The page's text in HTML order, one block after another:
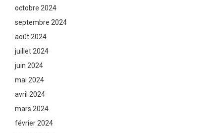
octobre 2024
septembre 2024
août 2024
juillet 2024
juin 2024
mai 2024
avril 2024
mars 2024
février 2024